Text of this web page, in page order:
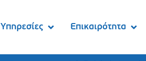
Υπηρεσίες Επικαιρότητα